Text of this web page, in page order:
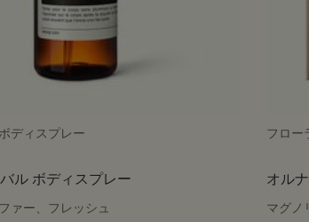
ディスプレー
ル ボディスプレー
ァー、フレッシュ
フロー
オル
マグノ